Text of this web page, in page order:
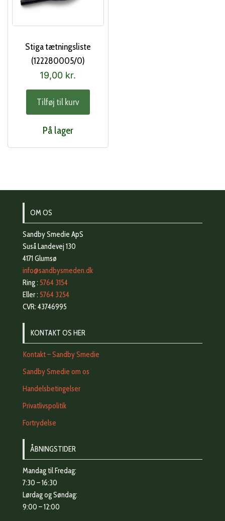
Stiga tætningsliste
(122280005/0)
19,00 kr.
Tilføj til kurv
På lager
OM OS
Sandby Smedie ApS
Suså Landevej 130
4171 Glumsø
info@sandbysmeden.dk
Ring : 5764 3154
Eller : 5764 3254
CVR: 43746995
KONTAKT OS HER
Kontakt – Sandby Smedie
Sandby Smedie om os
Handelsbetingelser
Privatlivspolitik
Fortrydelse
ÅBNINGSTIDER
Mandag til Fredag:
7:30 – 16:30
Lørdag og Søndag:
9:00 – 12:00